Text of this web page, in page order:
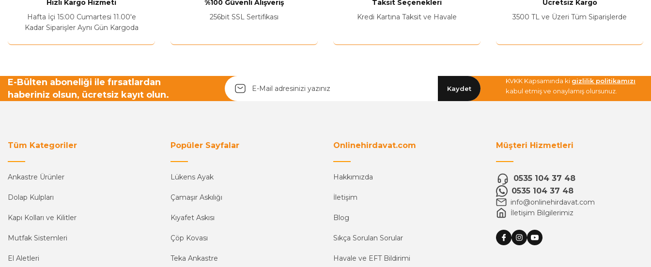
Hızlı Kargo Hizmeti
Hafta İçi 15:00 Cumartesi 11.00'e
Kadar Siparişler Aynı Gün Kargoda
%100 Güvenli Alışveriş
256bit SSL Sertifikası
Taksit Seçenekleri
Kredi Kartına Taksit ve Havale
Ücretsiz Kargo
3500 TL ve Üzeri Tüm Siparişlerde
E-Bülten aboneliği ile fırsatlardan
haberiniz olsun, ücretsiz kayıt olun.
Kaydet
KVKK Kapsamında ki gizlilik politikamızı
kabul etmiş ve onaylamış olursunuz.
Tüm Kategoriler
Ankastre Ürünler
Dolap Kulpları
Kapı Kolları ve Kilitler
Mutfak Sistemleri
El Aletleri
Popüler Sayfalar
Lükens Ayak
Çamaşır Askılığı
Kıyafet Askısı
Çöp Kovası
Teka Ankastre
Onlinehirdavat.com
Hakkımızda
İletişim
Blog
Sıkça Sorulan Sorular
Havale ve EFT Bildirimi
Müşteri Hizmetleri
0535 104 37 48
0535 104 37 48
info@onlinehirdavat.com
İletişim Bilgilerimiz